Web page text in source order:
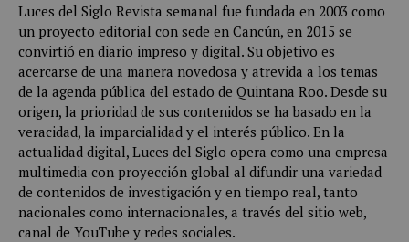
Luces del Siglo Revista semanal fue fundada en 2003 como
un proyecto editorial con sede en Cancún, en 2015 se
convirtió en diario impreso y digital. Su objetivo es
acercarse de una manera novedosa y atrevida a los temas
de la agenda pública del estado de Quintana Roo. Desde su
origen, la prioridad de sus contenidos se ha basado en la
veracidad, la imparcialidad y el interés público. En la
actualidad digital, Luces del Siglo opera como una empresa
multimedia con proyección global al difundir una variedad
de contenidos de investigación y en tiempo real, tanto
nacionales como internacionales, a través del sitio web,
canal de YouTube y redes sociales.